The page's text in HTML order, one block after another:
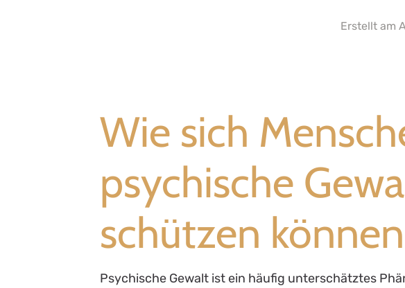
Erstellt am
Wie sich
psychische
schützen können
Psychische Gewalt ist ein häufig unterschätztes